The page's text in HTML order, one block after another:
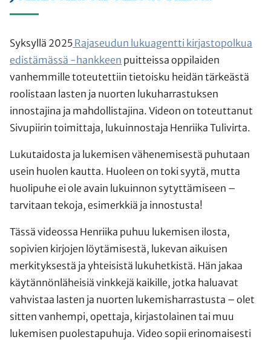
Syksyllä 2025 Rajaseudun lukuagentti kirjastopolkua
edistämässä -hankkeen puitteissa oppilaiden
vanhemmille toteutettiin tietoisku heidän tärkeästä
roolistaan lasten ja nuorten lukuharrastuksen
innostajina ja mahdollistajina. Videon on toteuttanut
Sivupiirin toimittaja, lukuinnostaja Henriika Tulivirta.
Lukutaidosta ja lukemisen vähenemisestä puhutaan
usein huolen kautta. Huoleen on toki syytä, mutta
huolipuhe ei ole avain lukuinnon sytyttämiseen –
tarvitaan tekoja, esimerkkiä ja innostusta!
Tässä videossa Henriika puhuu lukemisen ilosta,
sopivien kirjojen löytämisestä, lukevan aikuisen
merkityksestä ja yhteisistä lukuhetkistä. Hän jakaa
käytännönläheisiä vinkkejä kaikille, jotka haluavat
vahvistaa lasten ja nuorten lukemisharrastusta – olet
sitten vanhempi, opettaja, kirjastolainen tai muu
lukemisen puolestapuhuja. Video sopii erinomaisesti